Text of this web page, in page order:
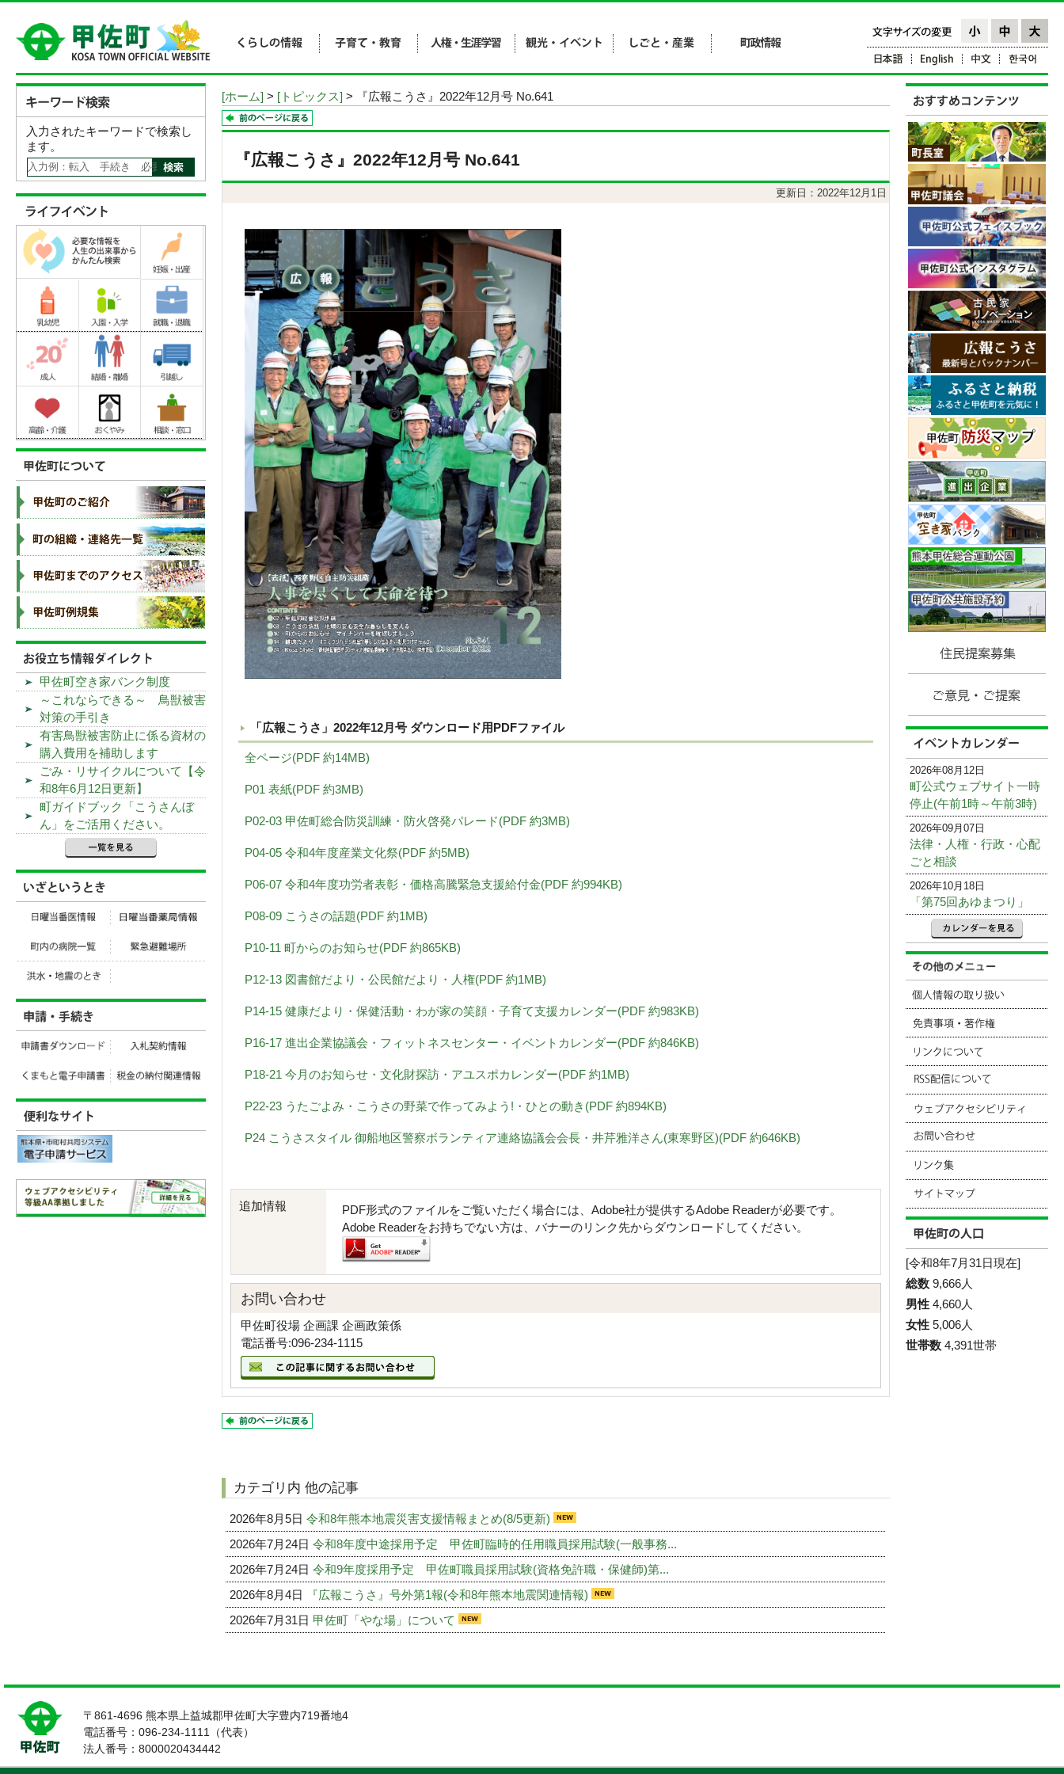
[ホーム] > [トピックス] > 『広報こうさ』2022年12月号 No.641
『広報こうさ』2022年12月号 No.641
更新日：2022年12月1日
「広報こうさ」2022年12月号 ダウンロード用PDFファイル
全ページ(PDF 約14MB)
P01 表紙(PDF 約3MB)
P02-03 甲佐町総合防災訓練・防火啓発パレード(PDF 約3MB)
P04-05 令和4年度産業文化祭(PDF 約5MB)
P06-07 令和4年度功労者表彰・価格高騰緊急支援給付金(PDF 約994KB)
P08-09 こうさの話題(PDF 約1MB)
P10-11 町からのお知らせ(PDF 約865KB)
P12-13 図書館だより・公民館だより・人権(PDF 約1MB)
P14-15 健康だより・保健活動・わが家の笑顔・子育て支援カレンダー(PDF 約983KB)
P16-17 進出企業協議会・フィットネスセンター・イベントカレンダー(PDF 約846KB)
P18-21 今月のお知らせ・文化財探訪・アユスポカレンダー(PDF 約1MB)
P22-23 うたごよみ・こうさの野菜で作ってみよう!・ひとの動き(PDF 約894KB)
P24 こうさスタイル 御船地区警察ボランティア連絡協議会会長・井芹雅洋さん(東寒野区)(PDF 約646KB)
追加情報
PDF形式のファイルをご覧いただく場合には、Adobe社が提供するAdobe Readerが必要です。
Adobe Readerをお持ちでない方は、バナーのリンク先からダウンロードしてください。
お問い合わせ
甲佐町役場 企画課 企画政策係
電話番号:096-234-1115
カテゴリ内 他の記事
2026年8月5日 令和8年熊本地震災害支援情報まとめ(8/5更新)
2026年7月24日 令和8年度中途採用予定 甲佐町臨時的任用職員採用試験(一般事務...
2026年7月24日 令和9年度採用予定 甲佐町職員採用試験(資格免許職・保健師)第...
2026年8月4日
『広報こうさ』号外第1報(令和8年熊本地震関連情報)
2026年7月31日 甲佐町「やな場」について
2026年08月12日
町公式ウェブサイト一時
停止(午前1時～午前3時)
2026年09月07日
法律・人権・行政・心配
ごと相談
2026年10月18日
「第75回あゆまつり」
[令和8年7月31日現在]
総数 9,666人
男性 4,660人
女性 5,006人
世帯数 4,391世帯
入力されたキーワードで検索し
ます。
甲佐町空き家バンク制度
～これならできる～ 鳥獣被害
対策の手引き
有害鳥獣被害防止に係る資材の
購入費用を補助します
ごみ・リサイクルについて【令
和8年6月12日更新】
町ガイドブック「こうさんぼ
ん」をご活用ください。
〒861-4696 熊本県上益城郡甲佐町大字豊内719番地4
電話番号：096-234-1111（代表）
法人番号：8000020434442